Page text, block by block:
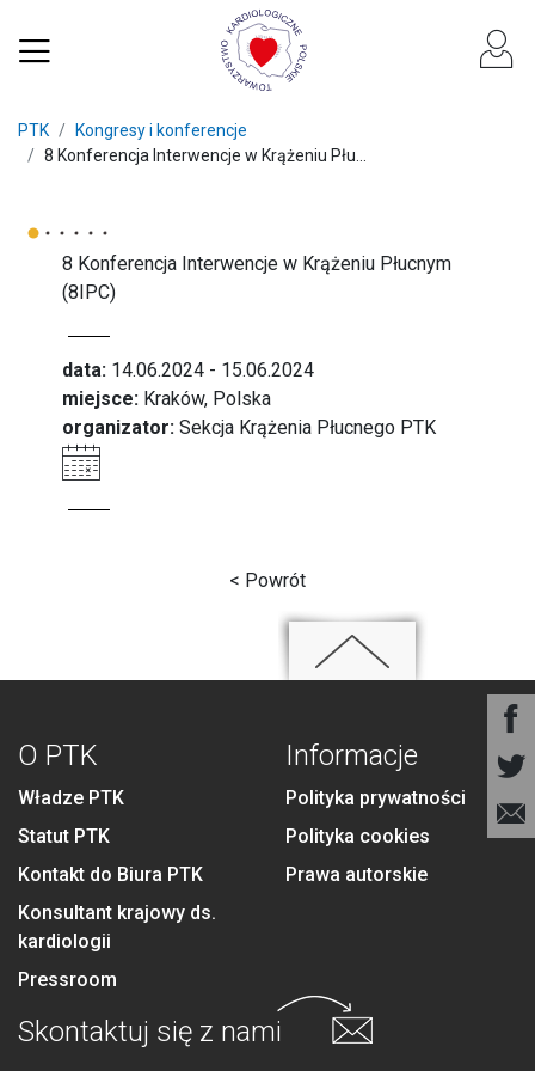
PTK
Kongresy i konferencje
8 Konferencja Interwencje w Krążeniu Płu...
8 Konferencja Interwencje w Krążeniu Płucnym
(8IPC)
data: 14.06.2024 - 15.06.2024
miejsce: Kraków, Polska
organizator: Sekcja Krążenia Płucnego PTK
< Powrót
O PTK
Władze PTK
Statut PTK
Kontakt do Biura PTK
Konsultant krajowy ds.
kardiologii
Pressroom
Informacje
Polityka prywatności
Polityka cookies
Prawa autorskie
Skontaktuj się z nami